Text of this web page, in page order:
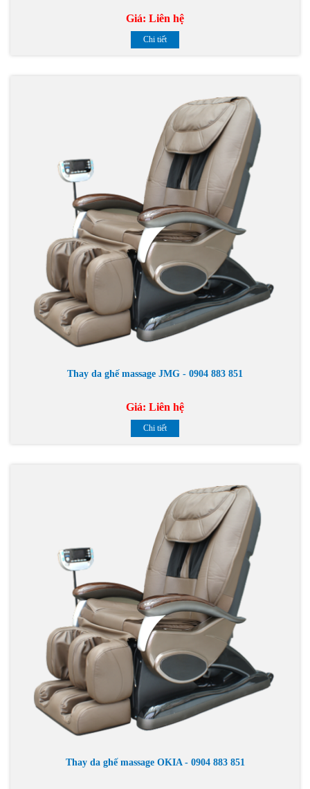
Giá: Liên hệ
Chi tiết
Thay da ghế massage JMG - 0904 883 851
Giá: Liên hệ
Chi tiết
Thay da ghế massage OKIA - 0904 883 851